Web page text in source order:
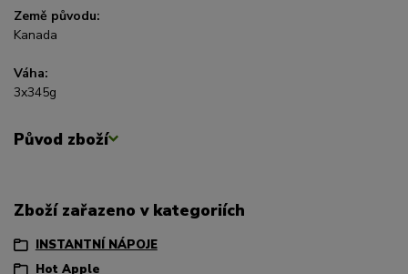
Země původu:
Kanada
Váha:
3x345g
Původ zboží
Zboží zařazeno v kategoriích
INSTANTNÍ NÁPOJE
Hot Apple